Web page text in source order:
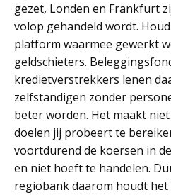
gezet, Londen en Frankfurt
volop gehandeld wordt.
platform waarmee gewerkt
geldschieters.
kredietverstrekkers lenen
zelfstandigen zonder
beter worden. Het maakt
doelen jij probeert te
voortdurend de koersen in
en niet hoeft te handelen.
regiobank daarom houdt